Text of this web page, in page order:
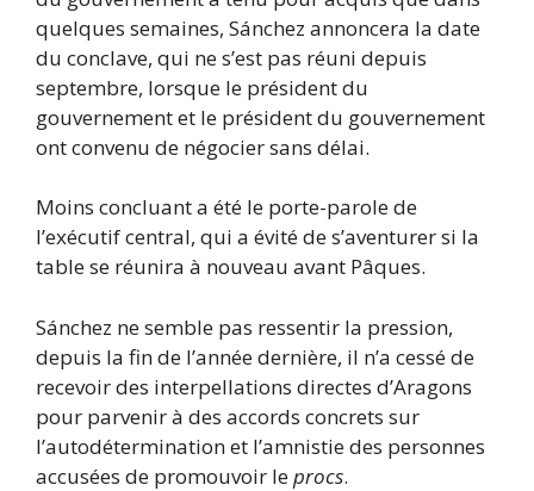
quelques semaines, Sánchez annoncera la date
du conclave, qui ne s’est pas réuni depuis
septembre, lorsque le président du
gouvernement et le président du gouvernement
ont convenu de négocier sans délai.
Moins concluant a été le porte-parole de
l’exécutif central, qui a évité de s’aventurer si la
table se réunira à nouveau avant Pâques.
Sánchez ne semble pas ressentir la pression,
depuis la fin de l’année dernière, il n’a cessé de
recevoir des interpellations directes d’Aragons
pour parvenir à des accords concrets sur
l’autodétermination et l’amnistie des personnes
accusées de promouvoir leprocs.